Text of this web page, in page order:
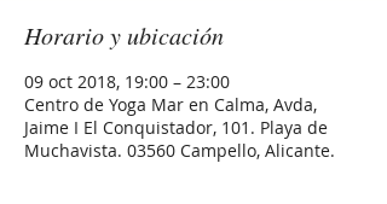
Horario y ubicación
09 oct 2018, 19:00 – 23:00
Centro de Yoga Mar en Calma, Avda,
Jaime I El Conquistador, 101. Playa de
Muchavista. 03560 Campello, Alicante.